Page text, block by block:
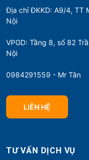
Địa chỉ ĐKKD: A9/4, TT
Nội
VPGD: Tầng 8, số 82
Nội
0984291559 - Mr Tân
LIÊN HỆ
TƯ VẤN DỊCH VỤ